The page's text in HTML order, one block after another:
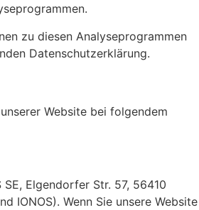
zu diesen Analyseprogrammen
Datenschutzerklärung.
Website bei folgendem
Elgendorfer Str. 57, 56410
IONOS). Wenn Sie unsere Website